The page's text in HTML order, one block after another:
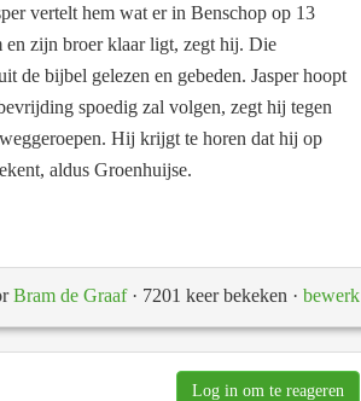
vertelt hem wat er in Benschop op 13
en zijn broer klaar ligt, zegt hij. Die
de bijbel gelezen en gebeden. Jasper hoopt
spoedig zal volgen, zegt hij tegen
Hij krijgt te horen dat hij op
aldus Groenhuijse.
Bram de Graaf· 7201 keer bekeken · bewerk
Log in om te reageren